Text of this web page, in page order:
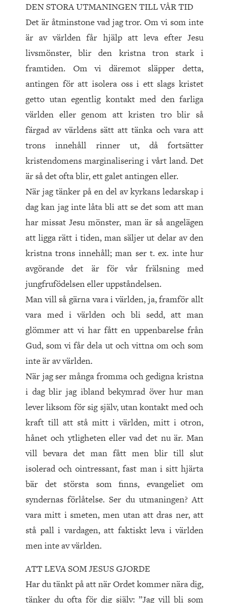
DEN STORA UTMANINGEN TILL VÅR TID
Det är åtminstone vad jag tror. Om vi som inte
är av världen får hjälp att leva efter Jesu
livsmönster, blir den kristna tron stark i
framtiden. Om vi däremot släpper detta,
antingen för att isolera oss i ett slags kristet
getto utan egentlig kontakt med den farliga
världen eller genom att kristen tro blir så
färgad av världens sätt att tänka och vara att
trons innehåll rinner ut, då fortsätter
kristendomens marginalisering i vårt land. Det
är så det ofta blir, ett galet antingen eller.
När jag tänker på en del av kyrkans ledarskap i
dag kan jag inte låta bli att se det som att man
har missat Jesu mönster, man är så angelägen
att ligga rätt i tiden, man säljer ut delar av den
kristna trons innehåll; man ser t. ex. inte hur
avgörande det är för vår frälsning med
jungfrufödelsen eller uppståndelsen.
Man vill så gärna vara i världen, ja, framför allt
vara med i världen och bli sedd, att man
glömmer att vi har fått en uppenbarelse från
Gud, som vi får dela ut och vittna om och som
inte är av världen.
När jag ser många fromma och gedigna kristna
i dag blir jag ibland bekymrad över hur man
lever liksom för sig själv, utan kontakt med och
kraft till att stå mitt i världen, mitt i otron,
hånet och ytligheten eller vad det nu är. Man
vill bevara det man fått men blir till slut
isolerad och ointressant, fast man i sitt hjärta
bär det största som finns, evangeliet om
syndernas förlåtelse. Ser du utmaningen? Att
vara mitt i smeten, men utan att dras ner, att
stå pall i vardagen, att faktiskt leva i världen
men inte av världen.
ATT LEVA SOM JESUS GJORDE
Har du tänkt på att när Ordet kommer nära dig,
tänker du ofta för dig själv: ”Jag vill bli som